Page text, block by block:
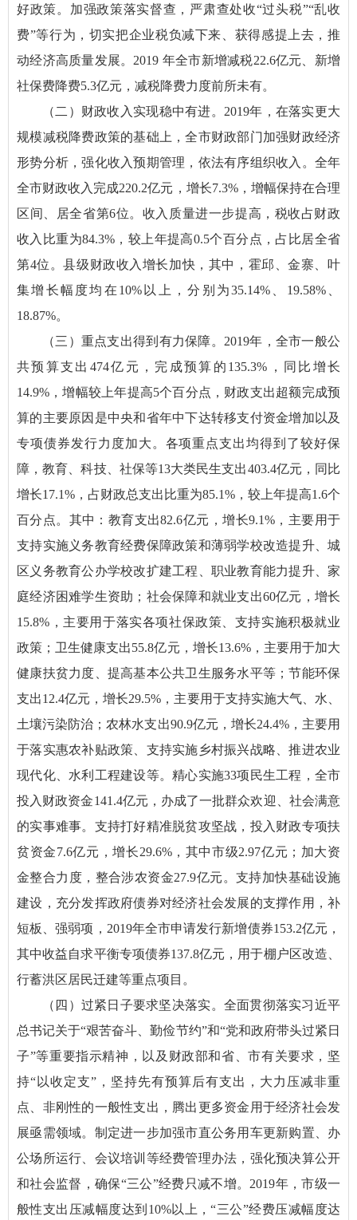
好政策。加强政策落实督查，严肃查处收“过头税”“乱收
费”等行为，切实把企业税负减下来、获得感提上去，推
动经济高质量发展。2019 年全市新增减税22.6亿元、新增
社保费降费5.3亿元，减税降费力度前所未有。
（二）财政收入实现稳中有进。2019年，在落实更大
规模减税降费政策的基础上，全市财政部门加强财政经济
形势分析，强化收入预期管理，依法有序组织收入。全年
全市财政收入完成220.2亿元，增长7.3%，增幅保持在合理
区间、居全省第6位。收入质量进一步提高，税收占财政
收入比重为84.3%，较上年提高0.5个百分点，占比居全省
第4位。县级财政收入增长加快，其中，霍邱、金寨、叶
集增长幅度均在10%以上，分别为35.14%、19.58%、
18.87%。
（三）重点支出得到有力保障。2019年，全市一般公
共预算支出474亿元，完成预算的135.3%，同比增长
14.9%，增幅较上年提高5个百分点，财政支出超额完成预
算的主要原因是中央和省年中下达转移支付资金增加以及
专项债券发行力度加大。各项重点支出均得到了较好保
障，教育、科技、社保等13大类民生支出403.4亿元，同比
增长17.1%，占财政总支出比重为85.1%，较上年提高1.6个
百分点。其中：教育支出82.6亿元，增长9.1%，主要用于
支持实施义务教育经费保障政策和薄弱学校改造提升、城
区义务教育公办学校改扩建工程、职业教育能力提升、家
庭经济困难学生资助；社会保障和就业支出60亿元，增长
15.8%，主要用于落实各项社保政策、支持实施积极就业
政策；卫生健康支出55.8亿元，增长13.6%，主要用于加大
健康扶贫力度、提高基本公共卫生服务水平等；节能环保
支出12.4亿元，增长29.5%，主要用于支持实施大气、水、
土壤污染防治；农林水支出90.9亿元，增长24.4%，主要用
于落实惠农补贴政策、支持实施乡村振兴战略、推进农业
现代化、水利工程建设等。精心实施33项民生工程，全市
投入财政资金141.4亿元，办成了一批群众欢迎、社会满意
的实事难事。支持打好精准脱贫攻坚战，投入财政专项扶
贫资金7.6亿元，增长29.6%，其中市级2.97亿元；加大资
金整合力度，整合涉农资金27.9亿元。支持加快基础设施
建设，充分发挥政府债券对经济社会发展的支撑作用，补
短板、强弱项，2019年全市申请发行新增债券153.2亿元，
其中收益自求平衡专项债券137.8亿元，用于棚户区改造、
行蓄洪区居民迁建等重点项目。
（四）过紧日子要求坚决落实。全面贯彻落实习近平
总书记关于“艰苦奋斗、勤俭节约”和“党和政府带头过紧日
子”等重要指示精神，以及财政部和省、市有关要求，坚
持“以收定支”，坚持先有预算后有支出，大力压减非重
点、非刚性的一般性支出，腾出更多资金用于经济社会发
展亟需领域。制定进一步加强市直公务用车更新购置、办
公场所运行、会议培训等经费管理办法，强化预决算公开
和社会监督，确保“三公”经费只减不增。2019年，市级一
般性支出压减幅度达到10%以上，“三公”经费压减幅度达